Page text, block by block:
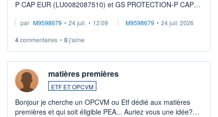
P CAP EUR (LU0082087510) et GS PROTECTION-P CAP
veux procéder à la vente, on me signale ...
par M9598679 • 24 juil. • 12:09 M9598679 • 24 juil. 2026
4commentaires • 0j'aime
matières premières
ETF ET OPCVM
Bonjour je cherche un OPCVM ou Etf dédié aux matières
premières et qui soit éligible PEA... Auriez vous une idée?